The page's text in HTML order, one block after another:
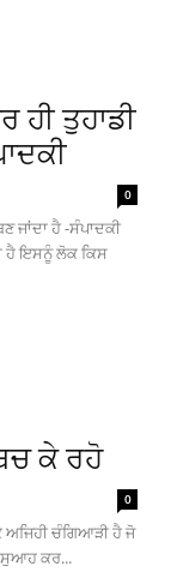
ਹੀ ਤੁਹਾਡੀ
0
ਜਾਂਦਾ ਹੈ -ਸੰਪਾਦਕੀ
ਹੈ ਇਸਨੂੰ ਲੋਕ ਕਿਸ
ਕੇ ਰਹੋ
0
ਚੰਗਿਆੜੀ ਹੈ ਜੋ
ਸੁਆਹ ਕਰ...